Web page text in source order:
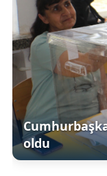
oldu